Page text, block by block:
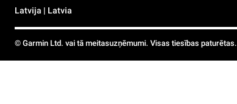
Latvija | Latvia
© Garmin Ltd. vai tā meitasuzņēmumi. Visas tiesības paturētas.